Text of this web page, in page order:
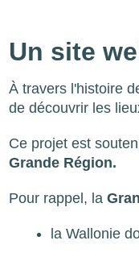
Un site
À travers l'histoire
de découvrir les
Ce projet est
Grande Région.
Pour rappel, la
la Wallonie